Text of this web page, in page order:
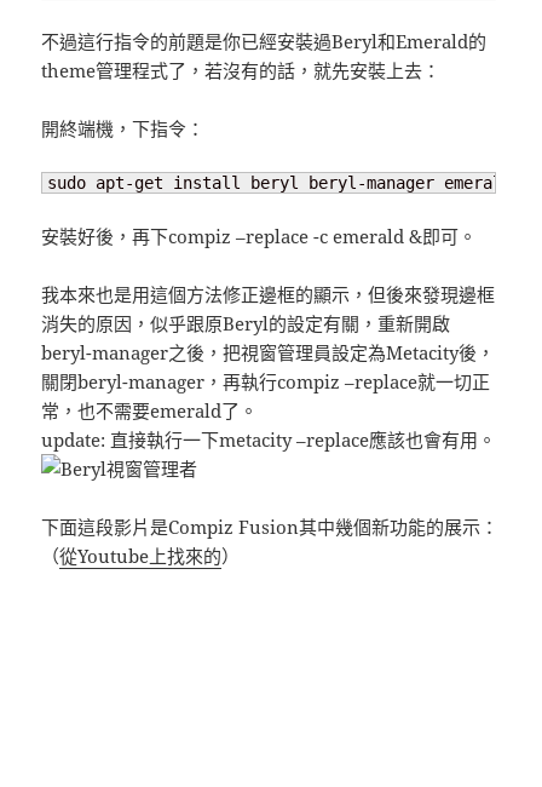
不過這行指令的前題是你已經安裝過Beryl和Emerald的
theme管理程式了，若沒有的話，就先安裝上去：
開終端機，下指令：
sudo apt-get install beryl beryl-manager emerald-
安裝好後，再下compiz –replace -c emerald &即可。
我本來也是用這個方法修正邊框的顯示，但後來發現邊框
消失的原因，似乎跟原Beryl的設定有關，重新開啟
beryl-manager之後，把視窗管理員設定為Metacity後，
關閉beryl-manager，再執行compiz –replace就一切正
常，也不需要emerald了。
update: 直接執行一下metacity –replace應該也會有用。
下面這段影片是Compiz Fusion其中幾個新功能的展示：
（從Youtube上找來的）